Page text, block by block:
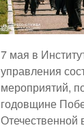
7 мая в
управления
мероприятий,
годовщине
Отечественной